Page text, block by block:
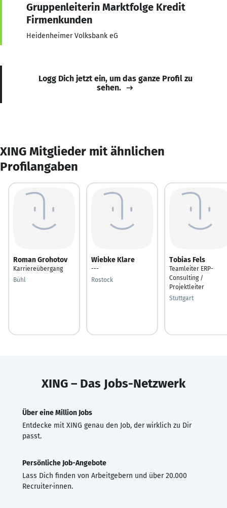
Gruppenleiterin Marktfolge Kredit
Firmenkunden
Heidenheimer Volksbank eG
Logg Dich jetzt ein, um das ganze Profil zu
sehen.
XING Mitglieder mit ähnlichen
Profilangaben
Roman Grohotov
Karriereübergang
Bühl
Wiebke Klare
---
Rostock
Tobias Fels
Teamleiter ERP-
Consulting /
Projektleiter
Stuttgart
XING – Das Jobs-Netzwerk
Über eine Million Jobs
Entdecke mit XING genau den Job, der wirklich zu Dir
passt.
Persönliche Job-Angebote
Lass Dich finden von Arbeitgebern und über 20.000
Recruiter·innen.